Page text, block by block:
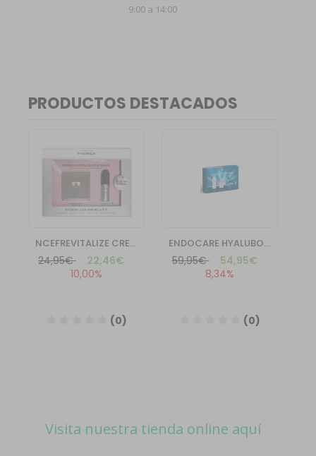
9:00 a 14:00
Visita nuestra tienda online aquí